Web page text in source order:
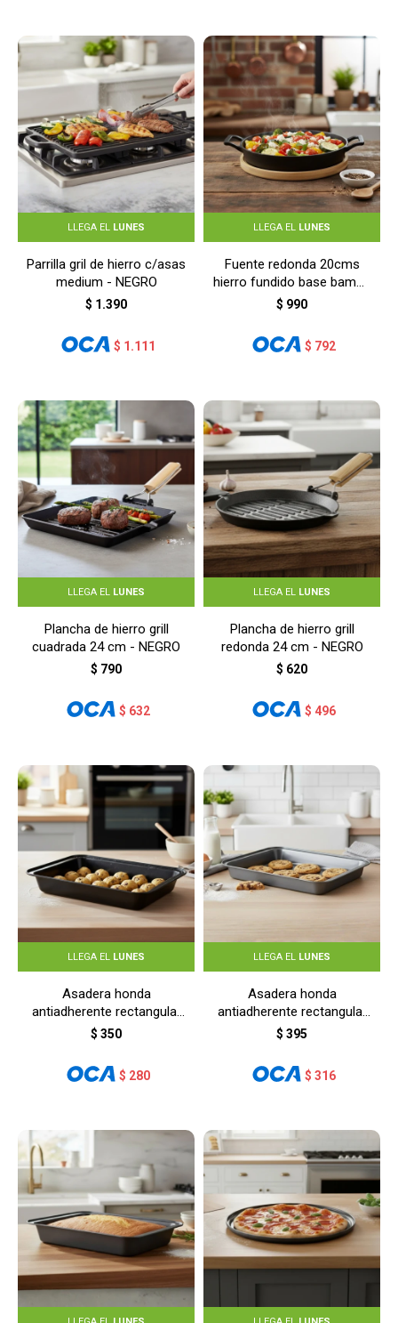
LLEGA EL LUNES
Parrilla gril de hierro c/asas
medium - NEGRO
$ 1.390
$ 1.111
LLEGA EL LUNES
Fuente redonda 20cms
hierro fundido base bambú
- NEGRO
$ 990
$ 792
LLEGA EL LUNES
Plancha de hierro grill
cuadrada 24 cm - NEGRO
$ 790
$ 632
LLEGA EL LUNES
Plancha de hierro grill
redonda 24 cm - NEGRO
$ 620
$ 496
LLEGA EL LUNES
Asadera honda
antiadherente rectangular
37,5x25,5x5 cm - GRIS
$ 350
$ 280
LLEGA EL LUNES
Asadera honda
antiadherente rectangular
42,5x29x5 cm - GRIS
$ 395
$ 316